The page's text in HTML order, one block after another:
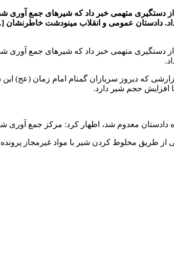
دستگیری متهمی خبر داد که شیر‌های جمع آوری
دادستان عمومی و انقلاب مینودشت خاطرنشان
دستگیری متهمی خبر داد که شیر‌های جمع آوری
که دیروز سربازان گمنام امام زمان (عج) این
افزایش حجم شیر دارد.
دادستان معدوم شد، اظهار کرد: مرکز جمع آوری
از طریق مخلوط کردن شیر با مواد غیرمجاز